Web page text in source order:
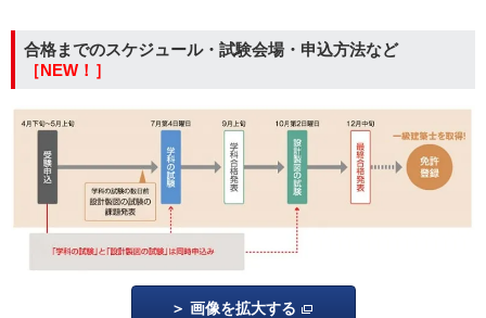
合格までのスケジュール・試験会場・申込方法など
［NEW！］
画像を拡大する